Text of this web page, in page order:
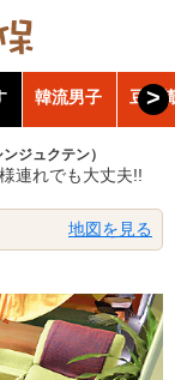
韓流男子 豆知
>
ジュクテン）
連れでも大丈夫!!
地図を見る